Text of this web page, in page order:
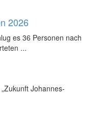
2026
es 36 Personen nach
...
Johannes-